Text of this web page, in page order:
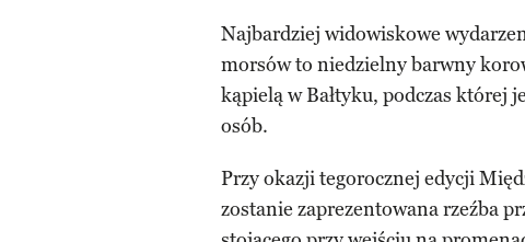
Najbardziej widowiskowe
morsów to niedzielny barwny
kąpielą w Bałtyku, podczas której
osób.
Przy okazji tegorocznej edycji
zostanie zaprezentowana rzeźba